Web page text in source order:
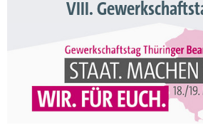
VIII.